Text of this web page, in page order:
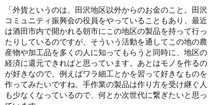
「外貨というのは、田沢地区以外からのお金のこと。田沢
コミュニティ振興会の役員をやっていることもあり、最近
は酒田市内で開かれる朝市にこの地区の製品を持って行っ
たりしているのですが、そういう活動を通してこの地の農
産物や加工品を多くの人に知ってもらうと同時に、地区の
経済に還元できればと思っています。あとはモノを作るの
が好きなので、例えばワラ細工とかを習って好きなものを
作ってみたいですね。手作業の製品は作り方を受け継ぐ人
も少なくなっているので、何とか次世代に繋ぎたいと思っ